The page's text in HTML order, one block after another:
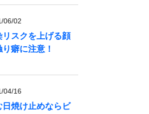
06/02
リスクを上げる顔
癖に注意！
04/16
日焼け止めならビ